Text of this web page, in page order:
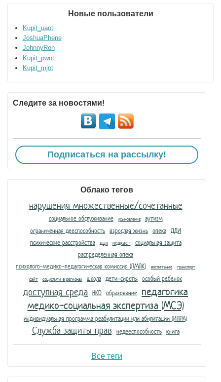
Новые пользователи
Kupit_uaot
JoshuaPhene
JohnnyRon
Kupit_pwot
Kupit_mjot
Следите за новостями!
Подписаться на рассылку!
Облако тегов
нарушения множественные/сочетанные
социальное обслуживание усыновление
аутизм
ограниченная дееспособность взрослая жизнь опека ДДИ
психические расстройства
дцп подкаст
социальная защита
распределенная опека
психолого-медико-педагогическая комиссия (ПМПК)
воспитание
транспорт
сайт
соцуслуги в регионах школа дети-сироты особый ребенок
доступная среда НКО образование педагогика
медико-социальная экспертиза (МСЭ)
индивидуальная программа реабилитации или абилитации (ИПРА)
Служба защиты прав недееспособность книга
Все теги